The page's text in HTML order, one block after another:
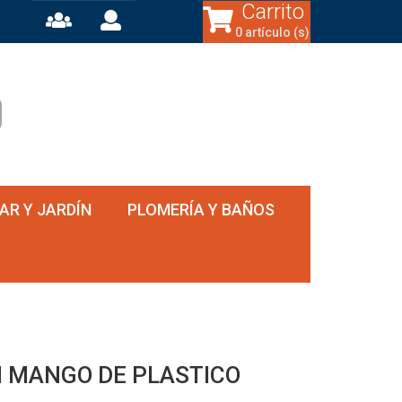
Carrito
0 artículo (s)
Y JARDÍN PLOMERÍA Y BAÑOS
DE PLASTICO